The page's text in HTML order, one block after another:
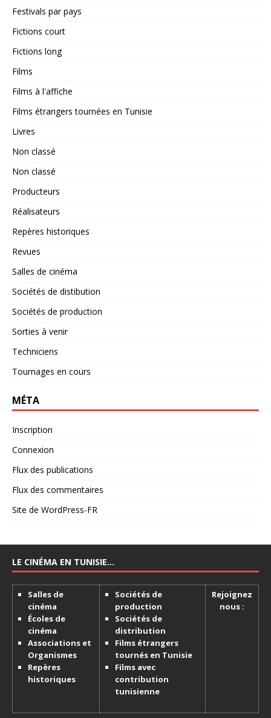
Festivals par pays
Fictions court
Fictions long
Films
Films à l'affiche
Films étrangers tournées en Tunisie
Livres
Non classé
Non classé
Producteurs
Réalisateurs
Repères historiques
Revues
Salles de cinéma
Sociétés de distibution
Sociétés de production
Sorties à venir
Techniciens
Tournages en cours
MÉTA
Inscription
Connexion
Flux des publications
Flux des commentaires
Site de WordPress-FR
LE CINÉMA EN TUNISIE…
Salles de
cinéma
Écoles de
cinéma
Associations et
Organismes
Repères
historiques
Sociétés de
production
Sociétés de
distribution
Films étrangers
tournés en Tunisie
Films avec
contribution
tunisienne
Rejoignez
nous :